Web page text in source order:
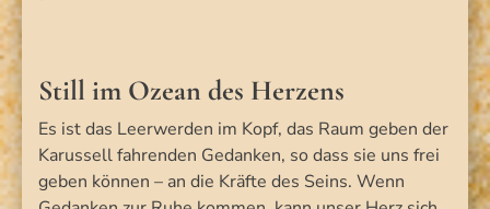
Still im Ozean des Herzens
Es ist das Leerwerden im Kopf, das Raum geben der
Karussell fahrenden Gedanken, so dass sie uns frei
geben können – an die Kräfte des Seins. Wenn